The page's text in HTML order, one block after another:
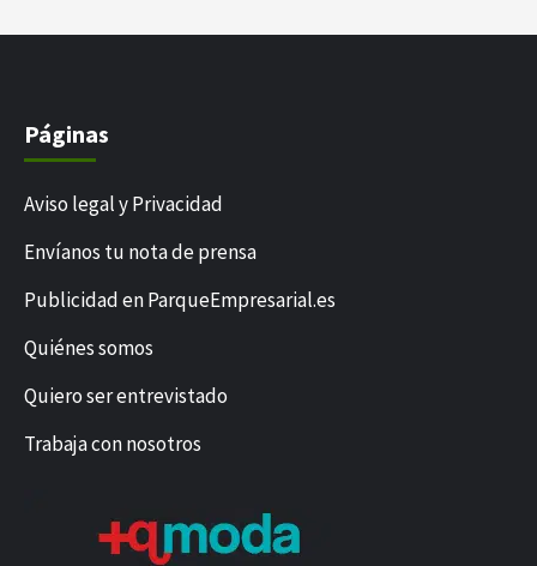
Páginas
Aviso legal y Privacidad
Envíanos tu nota de prensa
Publicidad en ParqueEmpresarial.es
Quiénes somos
Quiero ser entrevistado
Trabaja con nosotros